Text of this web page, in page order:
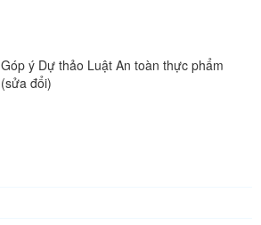
Góp ý Dự thảo Luật An toàn thực phẩm
(sửa đổi)